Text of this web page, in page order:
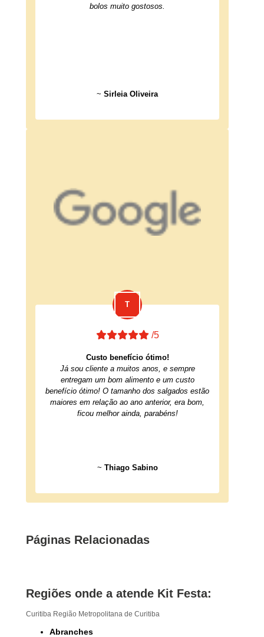
bolos muito gostosos.
~ Sirleia Oliveira
/5
Custo benefício ótimo!
Já sou cliente a muitos anos, e sempre
entregam um bom alimento e um custo
benefício ótimo! O tamanho dos salgados estão
maiores em relação ao ano anterior, era bom,
ficou melhor ainda, parabéns!
~ Thiago Sabino
Páginas Relacionadas
Regiões onde a atende Kit Festa:
Curitiba Região Metropolitana de Curitiba
Abranches